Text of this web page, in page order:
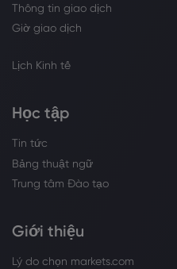
Thông tin giao dịch
Giờ giao dịch
Lịch Kinh tế
Học tập
Tin tức
Bảng thuật ngữ
Trung tâm Đào tạo
Giới thiệu
Lý do chọn markets.com